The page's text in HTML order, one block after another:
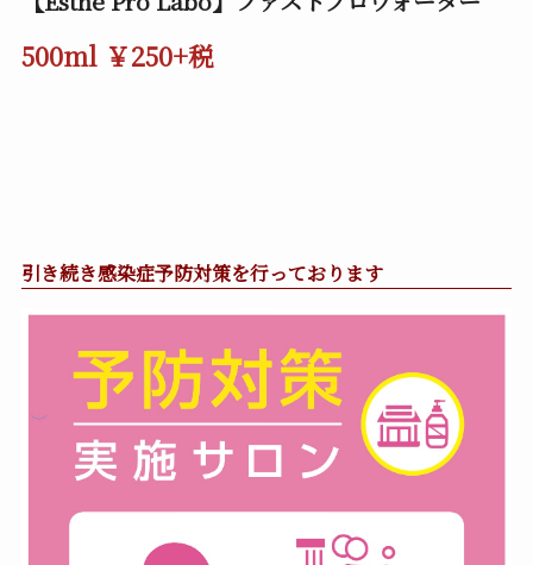
500ml ￥250+税
引き続き感染症予防対策を行っております